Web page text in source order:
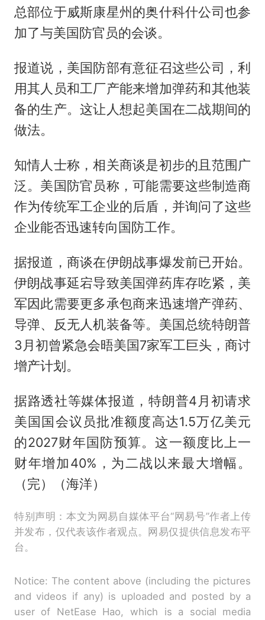
总部位于威斯康星州的奥什科什公司也参
加了与美国防官员的会谈。
报道说，美国防部有意征召这些公司，利
用其人员和工厂产能来增加弹药和其他装
备的生产。这让人想起美国在二战期间的
做法。
知情人士称，相关商谈是初步的且范围广
泛。美国防官员称，可能需要这些制造商
作为传统军工企业的后盾，并询问了这些
企业能否迅速转向国防工作。
据报道，商谈在伊朗战事爆发前已开始。
伊朗战事延宕导致美国弹药库存吃紧，美
军因此需要更多承包商来迅速增产弹药、
导弹、反无人机装备等。美国总统特朗普
3月初曾紧急会晤美国7家军工巨头，商讨
增产计划。
据路透社等媒体报道，特朗普4月初请求
美国国会议员批准额度高达1.5万亿美元
的2027财年国防预算。这一额度比上一
财年增加40%，为二战以来最大增幅。
（完）（海洋）
特别声明：本文为网易自媒体平台“网易号”作者上传
并发布，仅代表该作者观点。网易仅提供信息发布平
台。
Notice: The content above (including the pictures
and videos if any) is uploaded and posted by a
user of NetEase Hao, which is a social media